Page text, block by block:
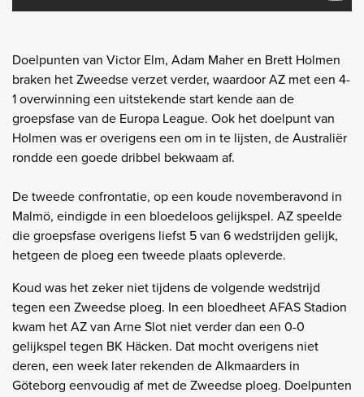
Doelpunten van Victor Elm, Adam Maher en Brett Holmen
braken het Zweedse verzet verder, waardoor AZ met een 4-
1 overwinning een uitstekende start kende aan de
groepsfase van de Europa League. Ook het doelpunt van
Holmen was er overigens een om in te lijsten, de Australiër
rondde een goede dribbel bekwaam af.
De tweede confrontatie, op een koude novemberavond in
Malmö, eindigde in een bloedeloos gelijkspel. AZ speelde
die groepsfase overigens liefst 5 van 6 wedstrijden gelijk,
hetgeen de ploeg een tweede plaats opleverde.
Koud was het zeker niet tijdens de volgende wedstrijd
tegen een Zweedse ploeg. In een bloedheet AFAS Stadion
kwam het AZ van Arne Slot niet verder dan een 0-0
gelijkspel tegen BK Häcken. Dat mocht overigens niet
deren, een week later rekenden de Alkmaarders in
Göteborg eenvoudig af met de Zweedse ploeg. Doelpunten